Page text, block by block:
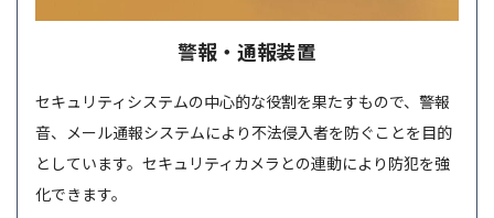
警報・通報装置
セキュリティシステムの中心的な役割を果たすもので、警報
音、メール通報システムにより不法侵入者を防ぐことを目的
としています。セキュリティカメラとの連動により防犯を強
化できます。